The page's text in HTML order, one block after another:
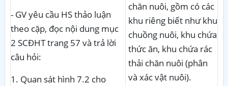
- GV yêu cầu HS thảo luận
theo cặp, đọc nội dung mục
2 SCĐHT trang 57 và trả lời
câu hỏi:
1. Quan sát hình 7.2 cho
chăn nuôi, gồm có các
khu riêng biết như khu
chuồng nuôi, khu chứa
thức ăn, khu chứa rác
thải chăn nuôi (phân
và xác vật nuôi).